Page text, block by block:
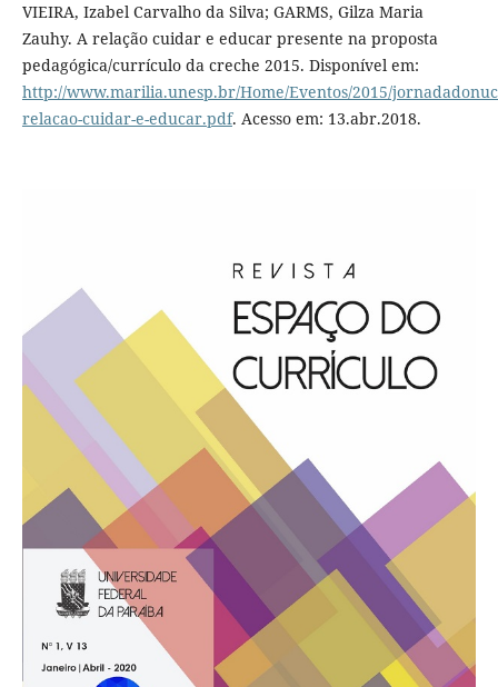
VIEIRA, Izabel Carvalho da Silva; GARMS, Gilza Maria
Zauhy. A relação cuidar e educar presente na proposta
pedagógica/currículo da creche 2015. Disponível em:
http://www.marilia.unesp.br/Home/Eventos/2015/
relacao-cuidar-e-educar.pdf. Acesso em: 13.abr.2018.